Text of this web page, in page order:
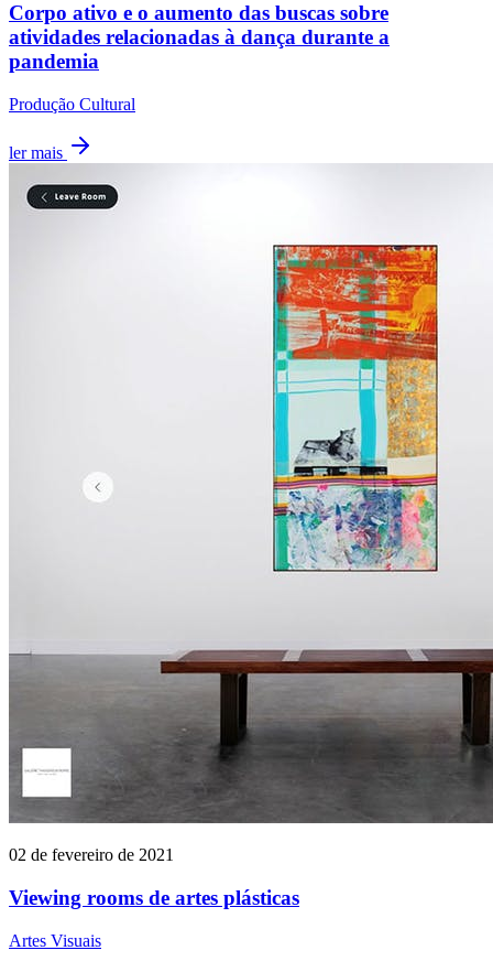
Corpo ativo e o aumento das buscas sobre
atividades relacionadas à dança durante a
pandemia
Produção Cultural
ler mais
02 de fevereiro de 2021
Viewing rooms de artes plásticas
Artes Visuais